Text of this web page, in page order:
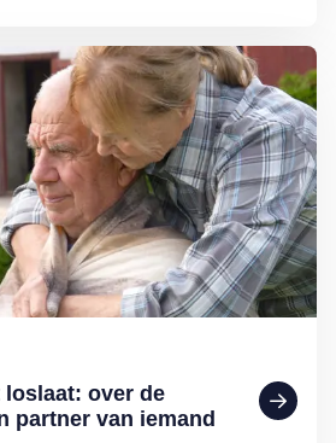
loslaat: over de
partner van iemand
niet loslaat: over de beleving van een